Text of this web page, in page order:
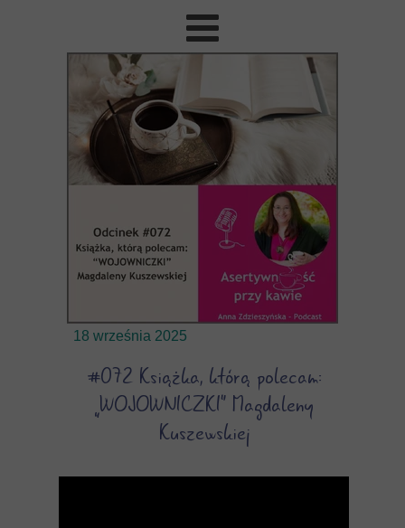
18 września 2025
#072 Książka, którą polecam:
„WOJOWNICZKI” Magdaleny
Kuszewskiej